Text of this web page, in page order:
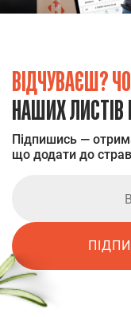
ВІДЧУВАЄШ?
НАШИХ ЛИСТІВ
Підпишись —
що додати до